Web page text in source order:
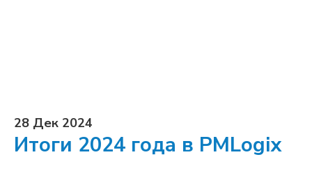
28 Дек 2024
Итоги 2024 года в PMLogix